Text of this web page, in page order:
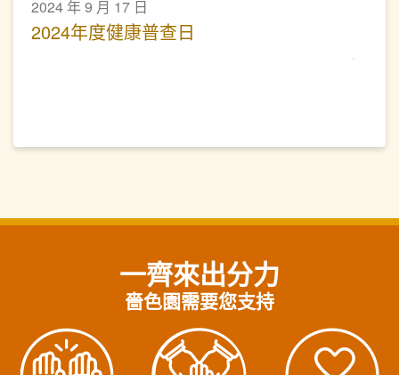
2024 年 9 月 17 日
2024年度健康普查日
一齊來出分力
嗇色園需要您支持